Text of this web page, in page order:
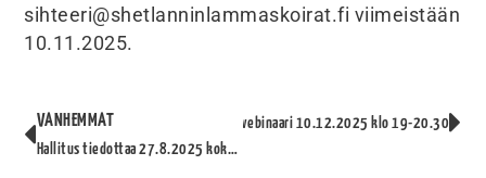
sihteeri@shetlanninlammaskoirat.fi viimeistään
10.11.2025.
VANHEMMAT
Hallitus tiedottaa 27.8.2025 kokouksesta
UudemmatKatariina Mäen jalostuswebinaari 10.12.2025 klo 19-20.30